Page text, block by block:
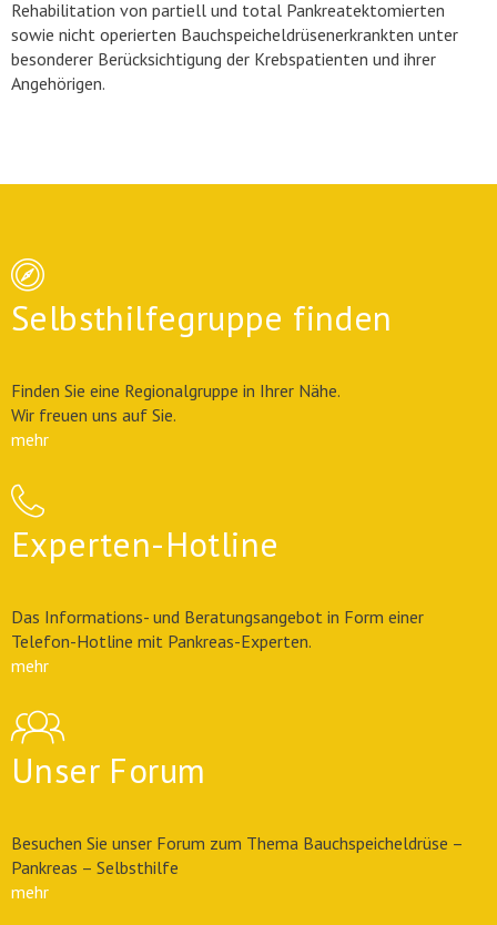
Rehabilitation von partiell und total Pankreatektomierten
sowie nicht operierten Bauchspeicheldrüsenerkrankten unter
besonderer Berücksichtigung der Krebspatienten und ihrer
Angehörigen.
Selbsthilfegruppe finden
Finden Sie eine Regionalgruppe in Ihrer Nähe.
Wir freuen uns auf Sie.
mehr
Experten-Hotline
Das Informations- und Beratungsangebot in Form einer
Telefon-Hotline mit Pankreas-Experten.
mehr
Unser Forum
Besuchen Sie unser Forum zum Thema Bauchspeicheldrüse –
Pankreas – Selbsthilfe
mehr